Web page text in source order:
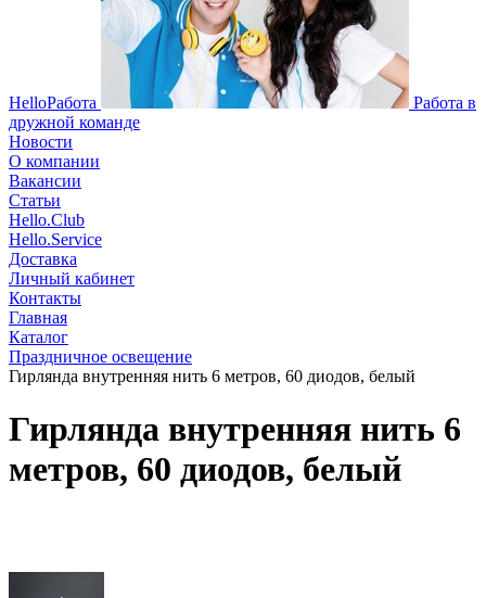
HelloРабота
Работа в
дружной команде
Новости
О компании
Вакансии
Статьи
Hello.Club
Hello.Service
Доставка
Личный кабинет
Контакты
Главная
Каталог
Праздничное освещение
Гирлянда внутренняя нить 6 метров, 60 диодов, белый
Гирлянда внутренняя нить 6
метров, 60 диодов, белый